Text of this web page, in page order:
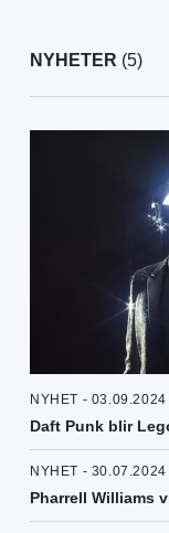
NYHETER (5)
NYHET - 03.09.2024
Daft Punk blir
NYHET - 30.07.2024
Pharrell Williams